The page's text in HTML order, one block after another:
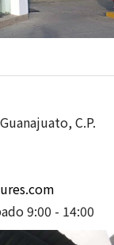
C.P.
9:00 - 14:00